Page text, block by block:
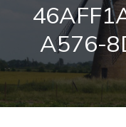
A576-